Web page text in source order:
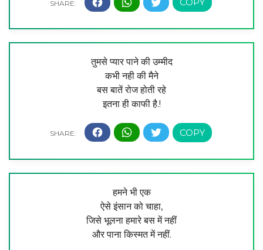
तुमसे प्यार पाने की उम्मीद
कभी नही की मैने
बस बातें रोज होती रहे
इतना ही काफी है.!
हमने भी एक
ऐसे इंसान को चाहा,
जिसे भूलना हमारे बस में नहीं
और पाना किस्मत में नहीं.